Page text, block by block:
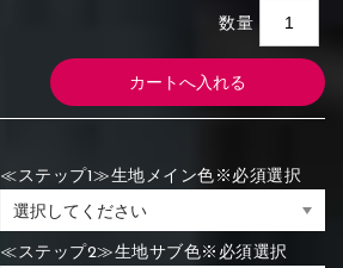
数量
≪ステップ1≫生地メイン色※必須選択
≪ステップ2≫生地サブ色※必須選択